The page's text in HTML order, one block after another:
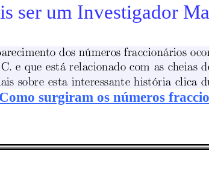
ser um Investigador
Como surgiram os números